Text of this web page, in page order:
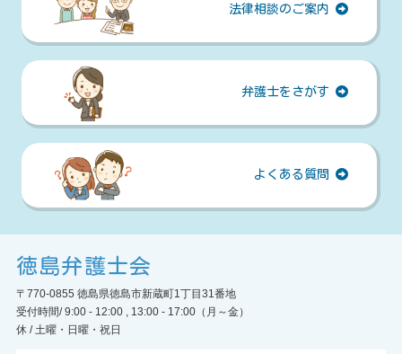
法律相談のご案内
弁護士をさがす
よくある質問
徳島弁護士会
〒770-0855 徳島県徳島市新蔵町1丁目31番地
受付時間/ 9:00 - 12:00 , 13:00 - 17:00（月～金）
休 / 土曜・日曜・祝日